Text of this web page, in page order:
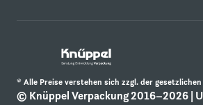
* Alle Preise verstehen sich zzgl. der
© Knüppel Verpackung 2016–2026 |